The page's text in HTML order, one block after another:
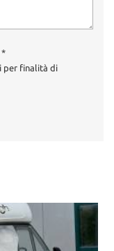
*
per finalità di